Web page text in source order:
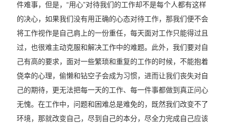
件难事，但是，“用心”对待我们的工作却不是每个人都有这样
的决心，如果我们没有用正确的心态对待工作，那我们便不会
将工作视作是自己肩上的一份重任，每天面对工作只能得过且
过，也很难主动克服和解决工作中的难题。此外，我们要对自
己有高的要求，面对一些繁琐和重复的工作的时候，不能抱着
侥幸的心理，偷懒和钻空子会成为习惯，进而让我们丧失对自
己的期待，更无法把每一天的工作、每一件事都做到真正问心
无愧。在工作中，问题和困难总是难免的，既然我们改变不了
环境，那就改变自己，尽到自己的本分，尽全力完成自己应该